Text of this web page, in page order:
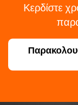
Κερδίστε